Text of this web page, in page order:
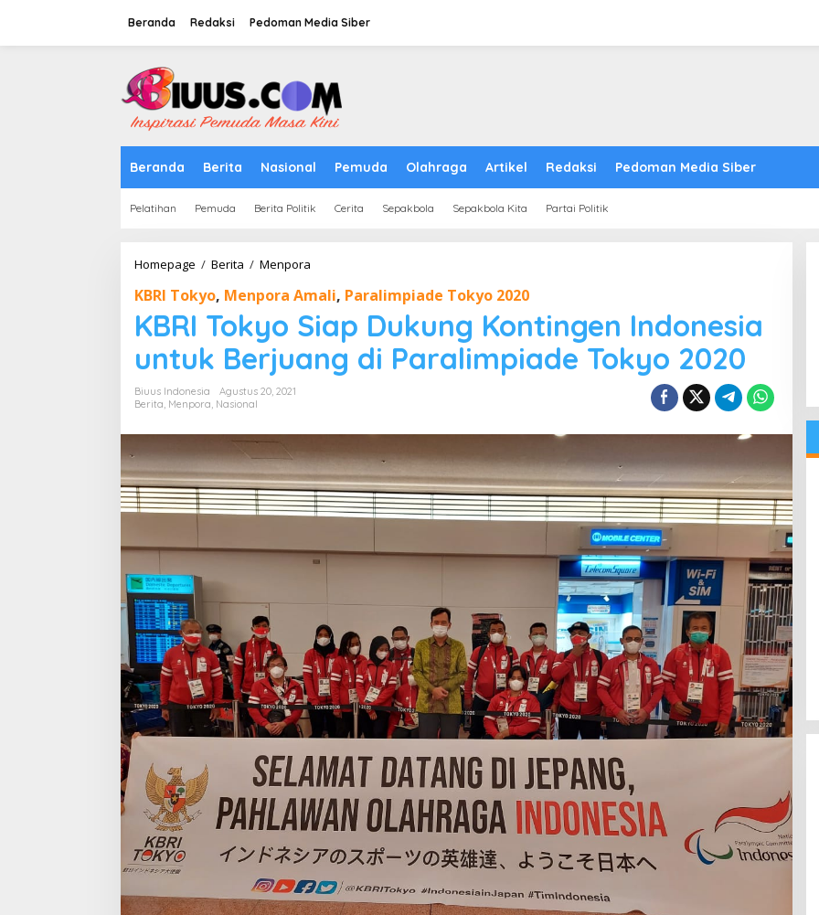
Beranda Redaksi Pedoman Media Siber
Beranda Berita Nasional Pemuda Olahraga Artikel Redaksi Pedoman Media Siber
Pelatihan Pemuda Berita Politik Cerita Sepakbola Sepakbola Kita Partai Politik
Homepage / Berita / Menpora
Siap
Dukung
Kontingen
Indonesia
untuk
Berjuang
KBRI Tokyo, Menpora Amali, Paralimpiade Tokyo 2020
KBRI Tokyo Siap Dukung Kontingen Indonesia
untuk Berjuang di Paralimpiade Tokyo 2020
Biuus Indonesia
Agustus 20, 2021
Berita, Menpora, Nasional